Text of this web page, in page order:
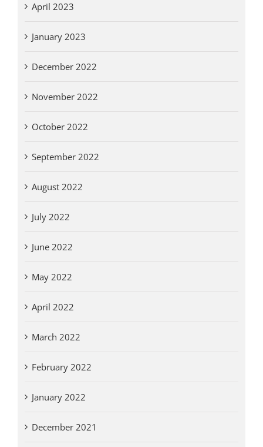
April 2023
January 2023
December 2022
November 2022
October 2022
September 2022
August 2022
July 2022
June 2022
May 2022
April 2022
March 2022
February 2022
January 2022
December 2021